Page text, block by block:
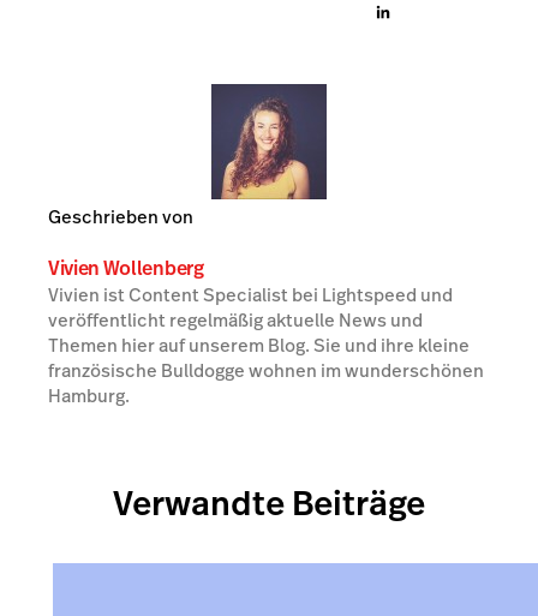
Geschrieben von
Vivien Wollenberg
Vivien ist Content Specialist bei Lightspeed und
veröffentlicht regelmäßig aktuelle News und
Themen hier auf unserem Blog. Sie und ihre kleine
französische Bulldogge wohnen im wunderschönen
Hamburg.
Verwandte Beiträge